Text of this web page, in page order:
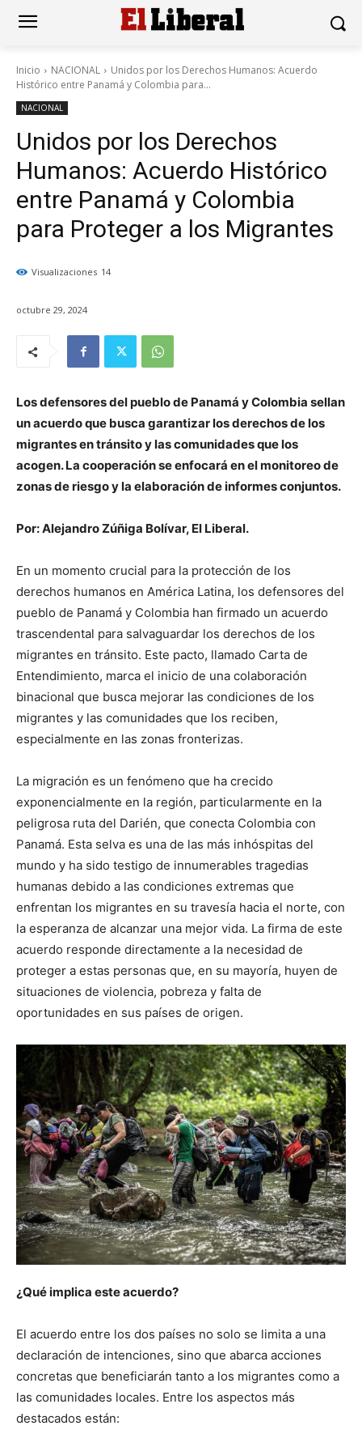
Inicio NACIONAL
Unidos por los Derechos Humanos: Acuerdo
Histórico entre Panamá y Colombia para...
NACIONAL
Unidos por los Derechos
Humanos: Acuerdo Histórico
entre Panamá y Colombia
para Proteger a los Migrantes
Visualizaciones 14
octubre 29, 2024
Los defensores del pueblo de Panamá y Colombia sellan
un acuerdo que busca garantizar los derechos de los
migrantes en tránsito y las comunidades que los
acogen. La cooperación se enfocará en el monitoreo de
zonas de riesgo y la elaboración de informes conjuntos.
Por: Alejandro Zúñiga Bolívar, El Liberal.
En un momento crucial para la protección de los
derechos humanos en América Latina, los defensores del
pueblo de Panamá y Colombia han firmado un acuerdo
trascendental para salvaguardar los derechos de los
migrantes en tránsito. Este pacto, llamado Carta de
Entendimiento, marca el inicio de una colaboración
binacional que busca mejorar las condiciones de los
migrantes y las comunidades que los reciben,
especialmente en las zonas fronterizas.
La migración es un fenómeno que ha crecido
exponencialmente en la región, particularmente en la
peligrosa ruta del Darién, que conecta Colombia con
Panamá. Esta selva es una de las más inhóspitas del
mundo y ha sido testigo de innumerables tragedias
humanas debido a las condiciones extremas que
enfrentan los migrantes en su travesía hacia el norte, con
la esperanza de alcanzar una mejor vida. La firma de este
acuerdo responde directamente a la necesidad de
proteger a estas personas que, en su mayoría, huyen de
situaciones de violencia, pobreza y falta de
oportunidades en sus países de origen.
¿Qué implica este acuerdo?
El acuerdo entre los dos países no solo se limita a una
declaración de intenciones, sino que abarca acciones
concretas que beneficiarán tanto a los migrantes como a
las comunidades locales. Entre los aspectos más
destacados están: